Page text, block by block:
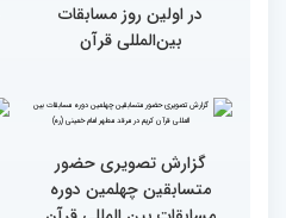
چهلمین دوره مسابقات بین
المللی قرآن کریم (بخش
دوم)